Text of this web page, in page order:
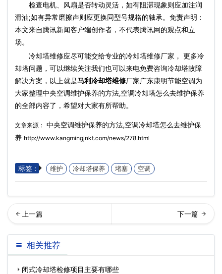
检查电机、风扇是否转动灵活，如有阻滞现象则应加注润
滑油;如有异常磨擦声则应更换同型号规格的轴承。免责声明：
本文来自腾讯新闻客户端创作者，不代表腾讯网的观点和立
场。
冷却塔维修应尽可能交给专业的冷却塔维修厂家， 更多冷
却塔问题，可以继续关注我们也可以来电免费咨询冷却塔故障
解决方案，以上就是马利冷却塔维修厂家广东康明节能空调为
大家整理中央空调维护保养的方法,空调冷却塔怎么去维护保养
的全部内容了，希望对大家有所帮助。
文章来源： 中央空调维护保养的方法,空调冷却塔怎么去维护保
养 http://www.kangmingjnkt.com/news/278.html
标签： 维护 冷却塔保养 堵塞 空调
却塔风机的作用,冷却塔风机
分类介绍…
东办公场所中央空调不得低
于26℃
相关推荐
闭式冷却塔检修项目主要有哪些